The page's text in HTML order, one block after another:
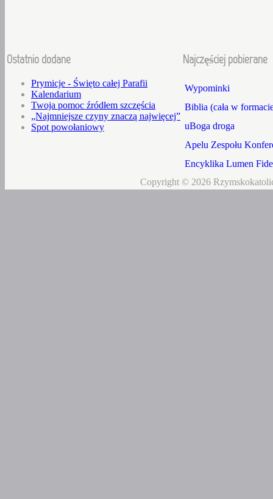
Ostatnio dodane
Prymicje - Święto całej Parafii
Kalendarium
Twoja pomoc źródłem szczęścia
„Najmniejsze czyny znaczą najwięcej”
Spot powołaniowy
Najczęściej pobierane
Wypominki
Biblia (cała w
uBoga droga
Apelu Zespołu
Encyklika Lumen
Copyright © 2026